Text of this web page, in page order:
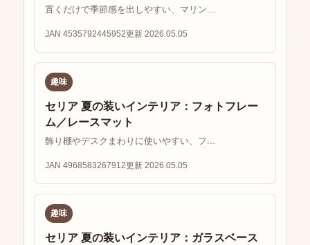
置くだけで季節感を出しやすい、マリン...
JAN 4535792445952更新 2026.05.05
趣味
セリア 夏の装いインテリア：フォトフレー
ム／レースマット
飾り棚やデスクまわりに使いやすい、フ...
JAN 4968583267912更新 2026.05.05
趣味
セリア 夏の装いインテリア：ガラスベース